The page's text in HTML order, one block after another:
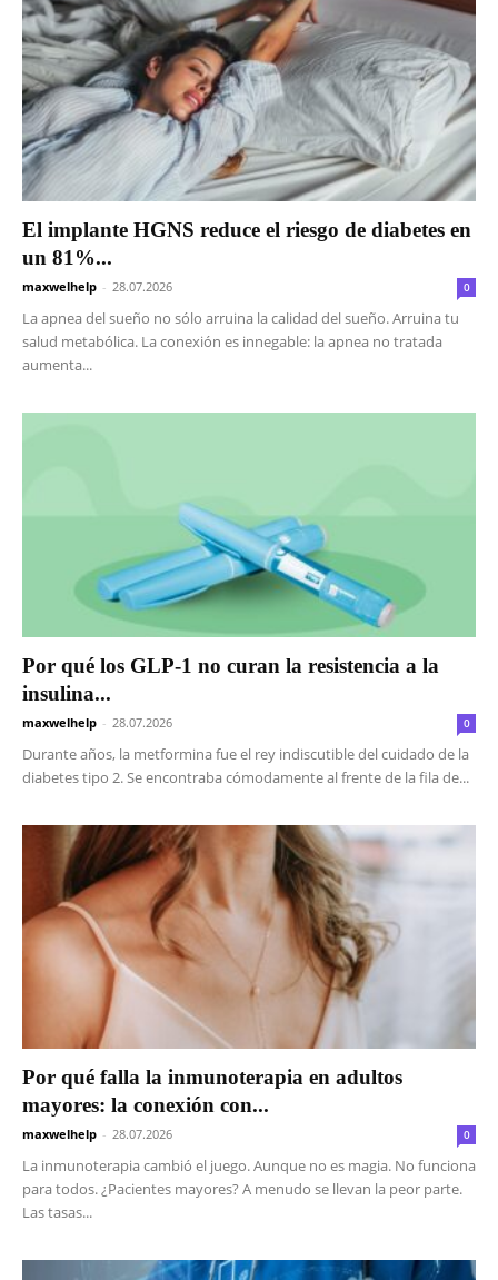
El implante HGNS reduce el riesgo de diabetes en
un 81%...
maxwelhelp - 28.07.2026 0
La apnea del sueño no sólo arruina la calidad del sueño. Arruina tu
salud metabólica. La conexión es innegable: la apnea no tratada
aumenta...
Por qué los GLP-1 no curan la resistencia a la
insulina...
maxwelhelp - 28.07.2026 0
Durante años, la metformina fue el rey indiscutible del cuidado de la
diabetes tipo 2. Se encontraba cómodamente al frente de la fila de...
Por qué falla la inmunoterapia en adultos
mayores: la conexión con...
maxwelhelp - 28.07.2026 0
La inmunoterapia cambió el juego. Aunque no es magia. No funciona
para todos. ¿Pacientes mayores? A menudo se llevan la peor parte.
Las tasas...